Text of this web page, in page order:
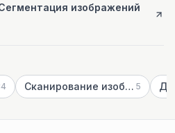
изображений
Сканирование изображений ИИ 5